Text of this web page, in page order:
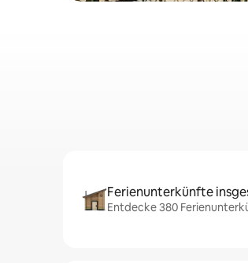
Ferienunterkünfte
Entdecke 380